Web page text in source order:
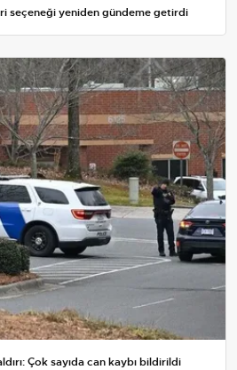
seçeneği yeniden gündeme getirdi
Çok sayıda can kaybı bildirildi